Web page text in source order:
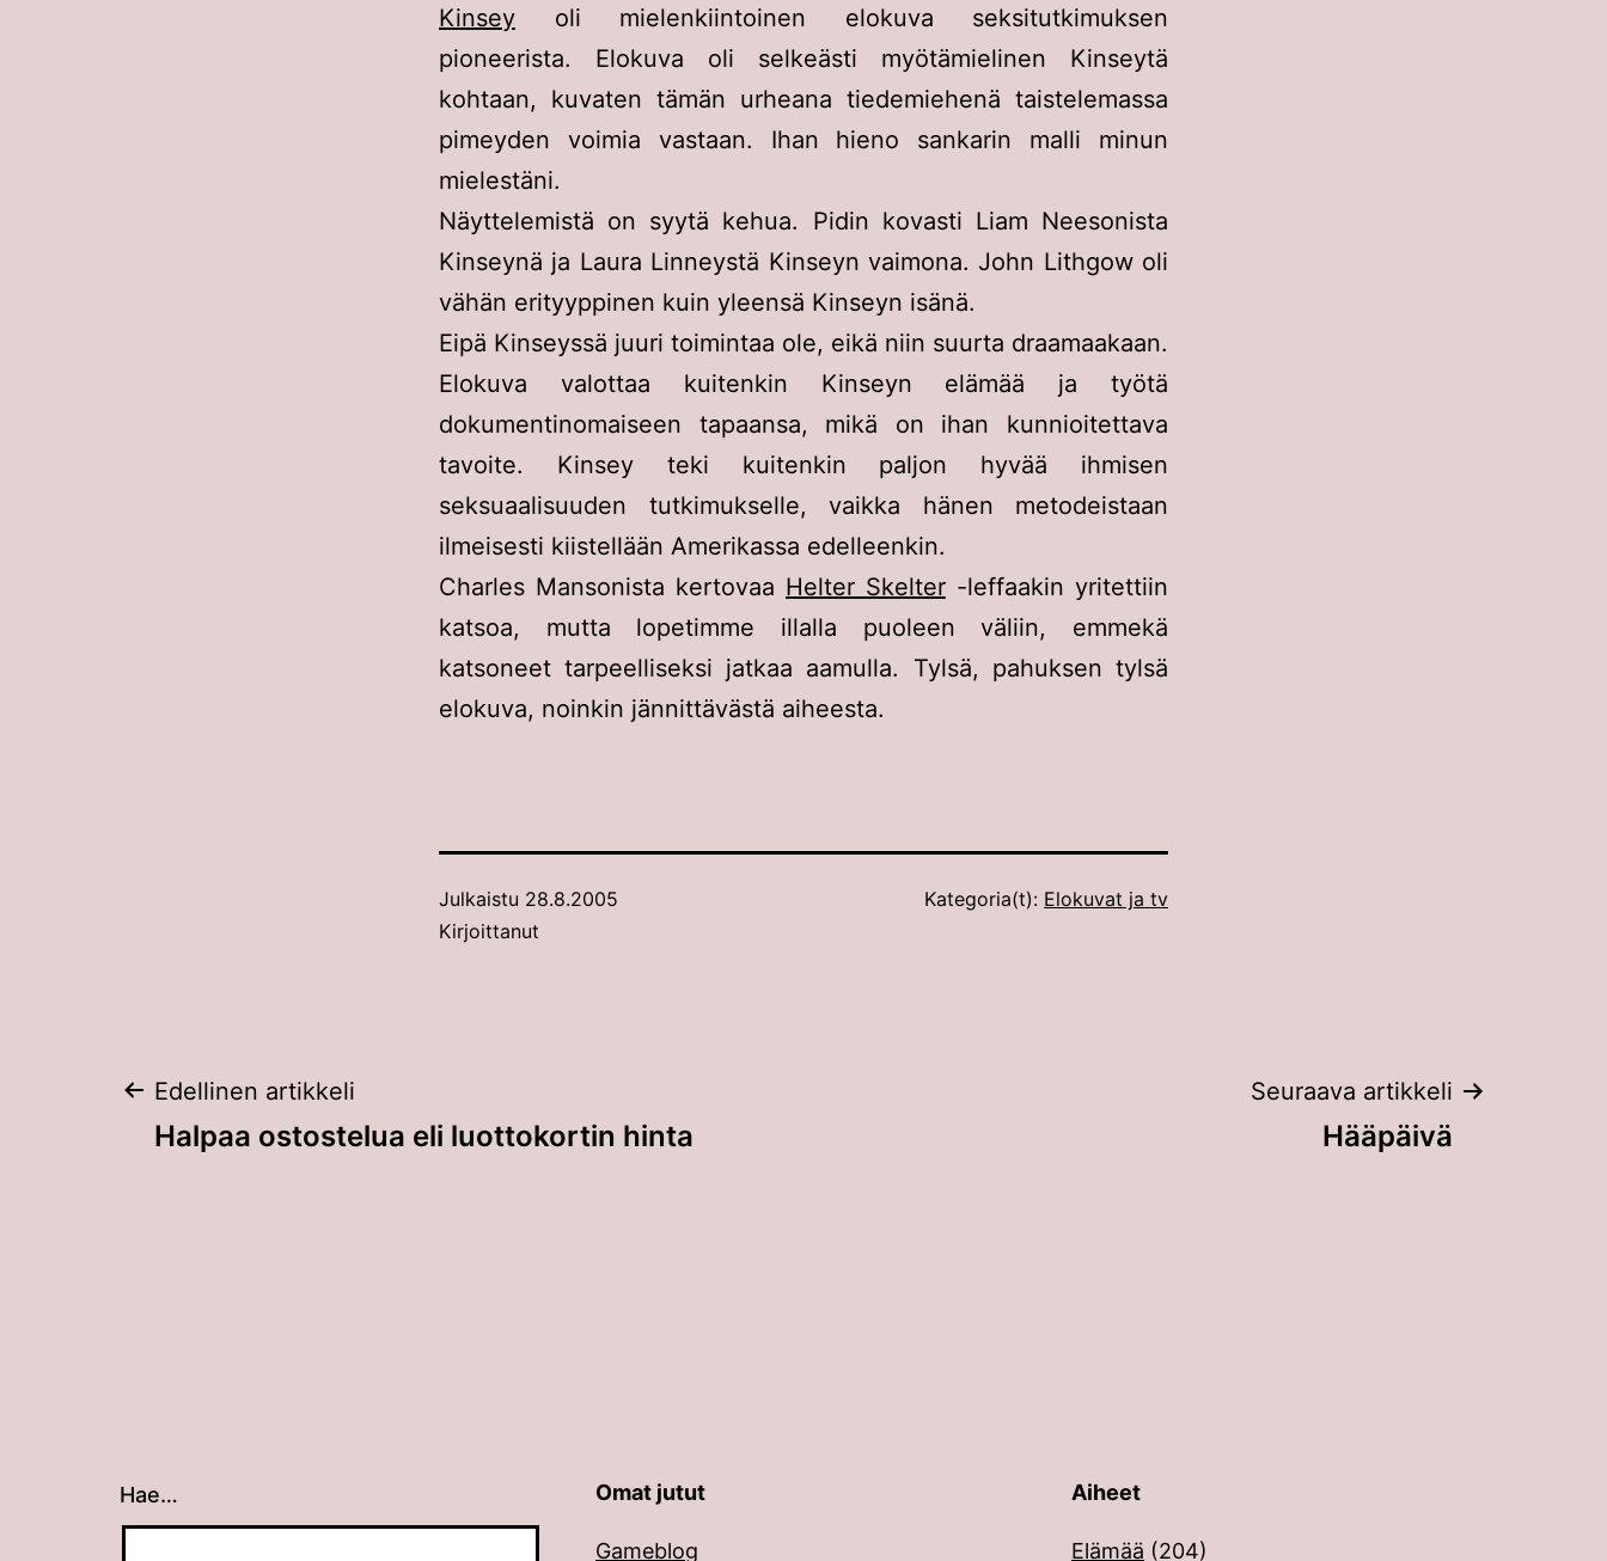
Kinsey oli mielenkiintoinen elokuva seksitutkimuksen
pioneerista. Elokuva oli selkeästi myötämielinen Kinseytä
kohtaan, kuvaten tämän urheana tiedemiehenä taistelemassa
pimeyden voimia vastaan. Ihan hieno sankarin malli minun
mielestäni.
Näyttelemistä on syytä kehua. Pidin kovasti Liam Neesonista
Kinseynä ja Laura Linneystä Kinseyn vaimona. John Lithgow oli
vähän erityyppinen kuin yleensä Kinseyn isänä.
Eipä Kinseyssä juuri toimintaa ole, eikä niin suurta draamaakaan.
Elokuva valottaa kuitenkin Kinseyn elämää ja työtä
dokumentinomaiseen tapaansa, mikä on ihan kunnioitettava
tavoite. Kinsey teki kuitenkin paljon hyvää ihmisen
seksuaalisuuden tutkimukselle, vaikka hänen metodeistaan
ilmeisesti kiistellään Amerikassa edelleenkin.
Charles Mansonista kertovaa Helter Skelter -leffaakin yritettiin
katsoa, mutta lopetimme illalla puoleen väliin, emmekä
katsoneet tarpeelliseksi jatkaa aamulla. Tylsä, pahuksen tylsä
elokuva, noinkin jännittävästä aiheesta.
Julkaistu 28.8.2005
Kirjoittanut
Kategoria(t): Elokuvat ja tv
Artikkelien
Edellinen artikkeli
Halpaa ostostelua eli luottokortin hinta
Seuraava artikkeli
Hääpäivä
Hae…
Kun tuloksia tulee, voit selata niitä nuolinäppäimillä ylös ja alas ja siirtyä halutulle sivulle enterin painalluksella. Kosketusnäytöllisten laitteiden
Omat jutut
Gameblog
Aiheet
Elämää (204)